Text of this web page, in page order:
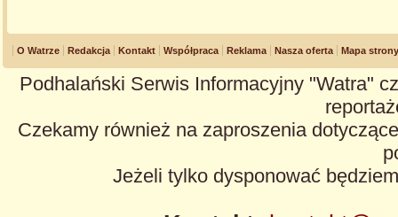
O Watrze Redakcja Kontakt Współpraca Reklama Nasza oferta Mapa strony
Podhalański Serwis Informacyjny "Watra"
Czekamy również na zaproszenia
Jeżeli tylko dysponować